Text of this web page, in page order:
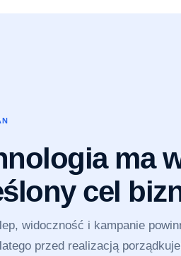
ma
cel
widoczność i kampanie
przed realizacją